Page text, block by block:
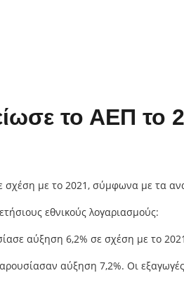
το ΑΕΠ το
σχέση με το 2021, σύμφωνα με τα
εθνικούς λογαριασμούς:
αύξηση 6,2% σε σχέση με το
αύξηση 7,2%. Οι